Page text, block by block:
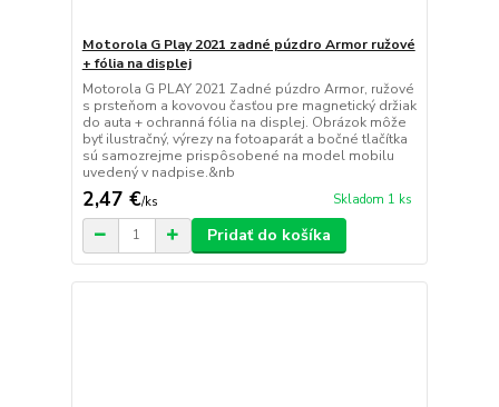
Motorola G Play 2021 zadné púzdro Armor ružové
+ fólia na displej
Motorola G PLAY 2021 Zadné púzdro Armor, ružové
s prsteňom a kovovou časťou pre magnetický držiak
do auta + ochranná fólia na displej. Obrázok môže
byť ilustračný, výrezy na fotoaparát a bočné tlačítka
sú samozrejme prispôsobené na model mobilu
uvedený v nadpise.&nb
2,47 €/ks Skladom 1 ks
Pridať do košíka